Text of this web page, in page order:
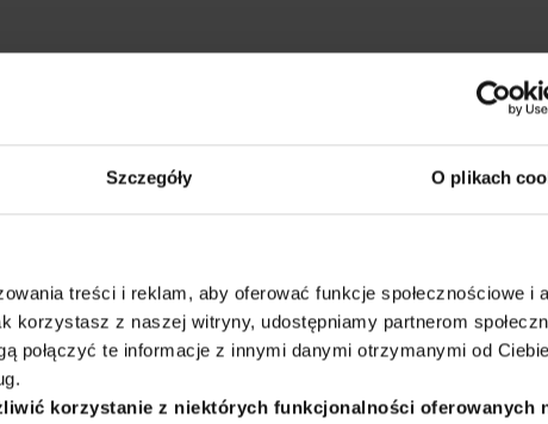
Szczegóły O plikach
treści i reklam, aby oferować funkcje społecznościowe i
korzystasz z naszej witryny, udostępniamy partnerom
połączyć te informacje z innymi danymi otrzymanymi od
korzystanie z niektórych funkcjonalności oferowanych